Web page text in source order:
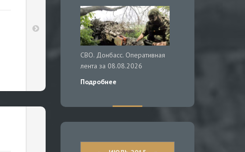
СВО. Донбасс. Оперативная
лента за 08.08.2026
Подробнее